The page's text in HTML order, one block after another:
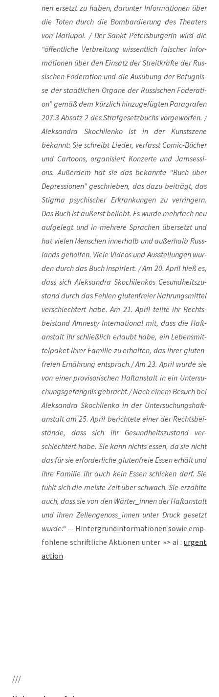
nen ersetzt zu haben, dar­un­ter Infor­ma­tio­nen über
die Toten durch die Bom­bar­die­rung des Thea­ters
von Mariu­pol. / Der Sankt Peters­bur­ge­rin wird die
“öffent­li­che Ver­brei­tung wis­sent­lich fal­scher Infor­
ma­tio­nen über den Ein­satz der Streit­kräf­te der Rus­
si­schen Föde­ra­ti­on und die Aus­übung der Befug­nis­
se der staat­li­chen Orga­ne der Rus­si­schen Föde­ra­ti­
on” gemäß dem kürz­lich hin­zu­ge­füg­ten Para­gra­fen
207.3 Absatz 2 des Straf­ge­setz­buchs vor­ge­wor­fen. /
Alek­san­dra Skoch­i­len­ko ist in der Kunst­sze­ne
bekannt: Sie schreibt Lie­der, ver­fasst Comic-Bücher
und Car­toons, orga­ni­siert Kon­zer­te und Jam­ses­si­
ons. Außer­dem hat sie das bekann­te “Buch über
Depres­sio­nen” geschrie­ben, das dazu bei­trägt, das
Stig­ma psy­chi­scher Erkran­kun­gen zu ver­rin­gern.
Das Buch ist äußerst beliebt. Es wur­de mehr­fach neu
auf­ge­legt und in meh­re­re Spra­chen über­setzt und
hat vie­len Men­schen inner­halb und außer­halb Russ­
lands gehol­fen. Vie­le Vide­os und Aus­stel­lun­gen wur­
den durch das Buch inspi­riert. / Am 20. April hieß es,
dass sich Alek­san­dra Skoch­i­len­kos Gesund­heits­zu­
stand durch das Feh­len glu­ten­frei­er Nah­rungs­mit­tel
ver­schlech­tert habe. Am 21. April teil­te ihr Rechts­
bei­stand Amnes­ty Inter­na­tio­nal mit, dass die Haft­
an­stalt ihr schließ­lich erlaubt habe, ein Lebens­mit­
tel­pa­ket ihrer Fami­lie zu erhal­ten, das ihrer glu­ten­
frei­en Ernäh­rung entsprach./ Am 23. April wur­de sie
von einer pro­vi­so­ri­schen Haft­an­stalt in ein Unter­su­
chungs­ge­fäng­nis gebracht./ Nach einem Besuch bei
Alek­san­dra Skoch­i­len­ko in der Unter­su­chungs­haft­
an­stalt am 25. April berich­te­te einer der Rechts­bei­
stän­de, dass sich ihr Gesund­heits­zu­stand ver­
schlech­tert habe. Sie kann nichts essen, da sie nicht
das für sie erfor­der­li­che glu­ten­freie Essen erhält und
ihre Fami­lie ihr auch kein Essen schi­cken darf. Sie
fühlt sich die meis­te Zeit über schwach. Sie erzähl­te
auch, dass sie von den Wärter_innen der Haft­an­stalt
und ihren Zellengenoss_innen unter Druck gesetzt
wur­de.“— Hin­ter­grund­in­for­ma­tio­nen sowie emp­
foh­le­ne schrift­li­che Aktio­nen unter »> ai : urgent
action
///